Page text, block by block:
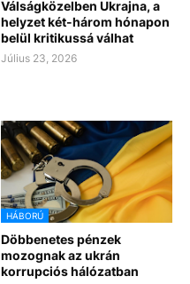
Válságközelben Ukrajna, a
helyzet két-három hónapon
belül kritikussá válhat
Július 23, 2026
HÁBORÚ
Döbbenetes pénzek
mozognak az ukrán
korrupciós hálózatban